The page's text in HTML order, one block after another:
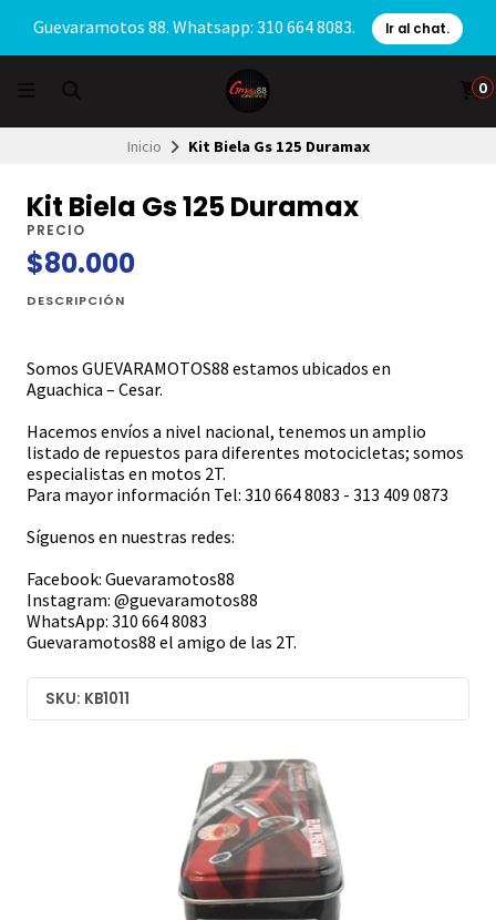
Guevaramotos 88. Whatsapp: 310 664 8083. Ir al chat.
0
Inicio Kit Biela Gs 125 Duramax
Kit Biela Gs 125 Duramax
PRECIO
$80.000
DESCRIPCIÓN
Somos GUEVARAMOTOS88 estamos ubicados en
Aguachica – Cesar.
Hacemos envíos a nivel nacional, tenemos un amplio
listado de repuestos para diferentes motocicletas; somos
especialistas en motos 2T.
Para mayor información Tel: 310 664 8083 - 313 409 0873
Síguenos en nuestras redes:
Facebook: Guevaramotos88
Instagram: @guevaramotos88
WhatsApp: 310 664 8083
Guevaramotos88 el amigo de las 2T.
SKU: KB1011